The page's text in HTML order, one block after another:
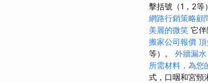
擊括號（1，2等
網路行銷策略顧
美麗的微笑 它
搬家公司報價
等）。 外牆漏
所需材料，為您
式，口咽和宮頸